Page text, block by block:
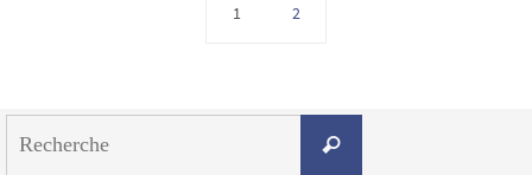
1 2
Recherche